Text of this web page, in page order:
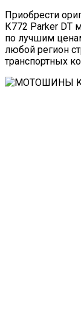
Приобрести
К772 Parker DT
по лучшим
любой регион
транспортных